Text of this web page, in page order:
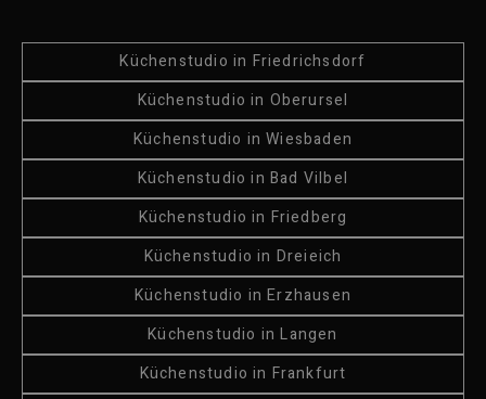
Küchenstudio in Friedrichsdorf
Küchenstudio in Oberursel
Küchenstudio in Wiesbaden
Küchenstudio in Bad Vilbel
Küchenstudio in Friedberg
Küchenstudio in Dreieich
Küchenstudio in Erzhausen
Küchenstudio in Langen
Küchenstudio in Frankfurt